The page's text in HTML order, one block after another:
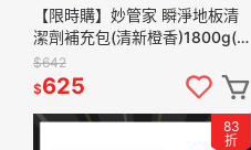
【限時購】妙管家 瞬淨地板清
潔劑補充包(清新橙香)1800g(6
入)
$642
$625
83
折